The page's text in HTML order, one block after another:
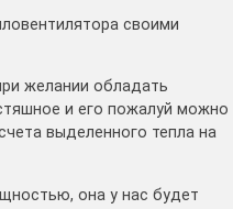
своими
желании обладать
и его пожалуй можно
выделенного тепла на
она у нас будет